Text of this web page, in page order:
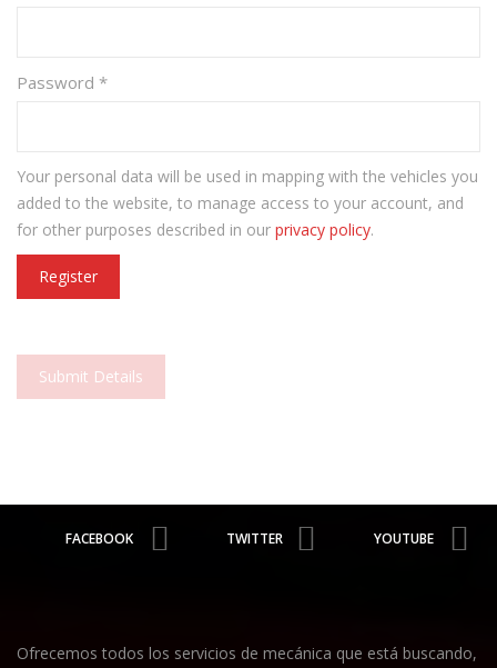
Password *
Your personal data will be used in mapping with the vehicles you
added to the website, to manage access to your account, and
for other purposes described in our privacy policy.
Register
Submit Details
FACEBOOK TWITTER YOUTUBE
Ofrecemos todos los servicios de mecánica que está buscando,